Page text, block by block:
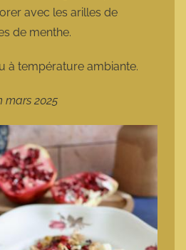
avec les arilles de
de menthe.
à température ambiante.
mars 2025